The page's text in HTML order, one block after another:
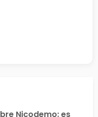
Nicodemo: es